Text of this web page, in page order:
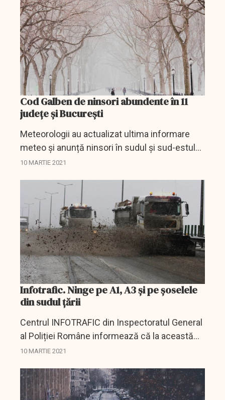
Cod Galben de ninsori abundente în 11
județe și București
Meteorologii au actualizat ultima informare
meteo și anunță ninsori în sudul și sud-estul
țării, vânt și vreme deosebit de rece. A fost
10 MARTIE 2021
Infotrafic. Ninge pe A1, A3 și pe șoselele
din sudul țării
Centrul INFOTRAFIC din Inspectoratul General
al Poliției Române informează că la această
oră nu sunt semnalate drumuri naționale sau
vreunui...
10 MARTIE 2021